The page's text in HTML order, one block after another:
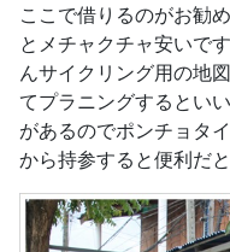
ここで借りるのがお勧
とメチャクチャ安いで
んサイクリング用の地
てプラニングするとい
があるのでポンチョタ
から持参すると便利だと